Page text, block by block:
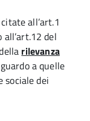
all’art.1
del
rilevanza
a quelle
sociale dei